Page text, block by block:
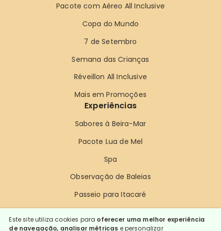
Pacote com Aéreo All Inclusive
Copa do Mundo
7 de Setembro
Semana das Crianças
Réveillon All Inclusive
Mais em Promoções
Experiências
Sabores à Beira-Mar
Pacote Lua de Mel
Spa
Observação de Baleias
Passeio para Itacaré
Este site utiliza cookies para oferecer uma melhor experiência
de navegação, analisar métricas e personalizar